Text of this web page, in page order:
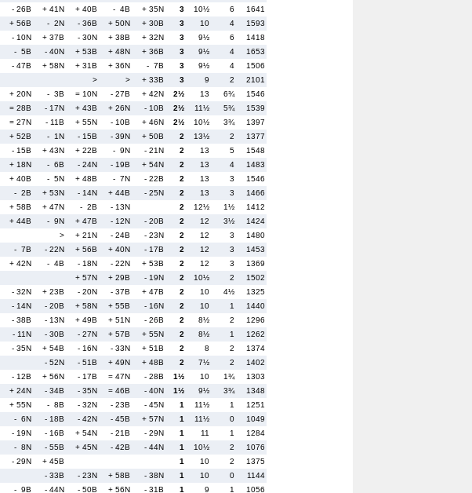
- 26B + 41N + 40B - 4B + 35N 3 10½ 6
1641
+ 56B - 2N - 36B + 50N + 30B 3 10 4
1593
- 10N + 37B - 30N + 38B + 32N 3 9½ 6
1418
- 5B - 40N + 53B + 48N + 36B 3 9½ 4
1653
- 47B + 58N + 31B + 36N - 7B 3 9½ 4
1506
> > + 33B 3 9 2
2101
+ 20N - 3B = 10N - 27B + 42N 2½ 13 6¾
1546
= 28B - 17N + 43B + 26N - 10B 2½ 11½ 5¾
1539
= 27N - 11B + 55N - 10B + 46N 2½ 10½ 3¾
1397
+ 52B - 1N - 15B - 39N + 50B 2 13½ 2
1377
- 15B + 43N + 22B - 9N - 21N 2 13 5
1548
+ 18N - 6B - 24N - 19B + 54N 2 13 4
1483
+ 40B - 5N + 48B - 7N - 22B 2 13 3
1546
- 2B + 53N - 14N + 44B - 25N 2 13 3
1466
+ 58B + 47N - 2B - 13N 2 12½ 1½
1412
+ 44B - 9N + 47B - 12N - 20B 2 12 3½
1424
> + 21N - 24B - 23N 2 12 3
1480
- 7B - 22N + 56B + 40N - 17B 2 12 3
1453
+ 42N - 4B - 18N - 22N + 53B 2 12 3
1369
+ 57N + 29B - 19N 2 10½ 2
1502
- 32N + 23B - 20N - 37B + 47B 2 10 4½
1325
- 14N - 20B + 58N + 55B - 16N 2 10 1
1440
- 38B - 13N + 49B + 51N - 26B 2 8½ 2
1296
- 11N - 30B - 27N + 57B + 55N 2 8½ 1
1262
- 35N + 54B - 16N - 33N + 51B 2 8 2
1374
- 52N - 51B + 49N + 48B 2 7½ 2
1402
- 12B + 56N - 17B = 47N - 28B 1½ 10 1¾
1303
+ 24N - 34B - 35N = 46B - 40N 1½ 9½ 3¾
1348
+ 55N - 8B - 32N - 23B - 45N 1 11½ 1
1251
- 6N - 18B - 42N - 45B + 57N 1 11½ 0
1049
- 19N - 16B + 54N - 21B - 29N 1 11 1
1284
- 8N - 55B + 45N - 42B - 44N 1 10½ 2
1076
- 29N + 45B 1 10 2
1375
- 33B - 23N + 58B - 38N 1 10 0
1144
- 9B - 44N - 50B + 56N - 31B 1 9 1 1056